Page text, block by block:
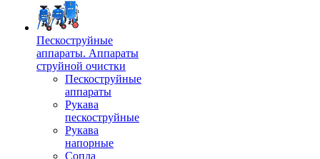
Пескоструйные
аппараты. Аппараты
струйной очистки
Пескоструйные
аппараты
Рукава
пескоструйные
Рукава
напорные
Сопла